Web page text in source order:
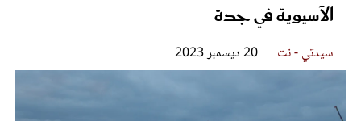
الآسيوية في جدة
سيدتي - نت 20 ديسمبر 2023
جمال
سيدتي وطفلك
لايف ستايل